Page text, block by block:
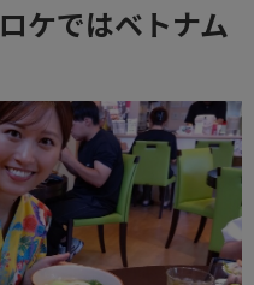
ケではベトナム